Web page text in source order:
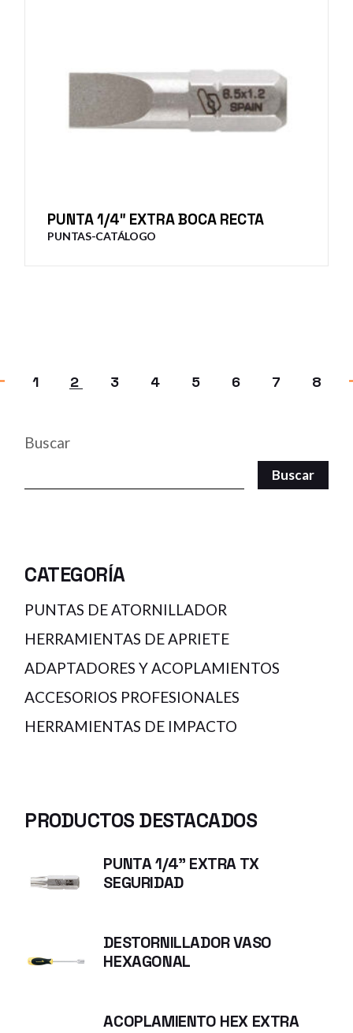
PUNTA 1/4″ EXTRA BOCA RECTA
PUNTAS-CATÁLOGO
1 2 3 4 5 6 7 8
Buscar
Buscar
CATEGORÍA
PUNTAS DE ATORNILLADOR
HERRAMIENTAS DE APRIETE
ADAPTADORES Y ACOPLAMIENTOS
ACCESORIOS PROFESIONALES
HERRAMIENTAS DE IMPACTO
PRODUCTOS DESTACADOS
PUNTA 1/4" EXTRA TX
SEGURIDAD
DESTORNILLADOR VASO
HEXAGONAL
ACOPLAMIENTO HEX EXTRA